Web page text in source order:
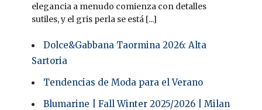
elegancia a menudo comienza con detalles
sutiles, y el gris perla se está [...]
Dolce&Gabbana Taormina 2026: Alta
Sartoria
Tendencias de Moda para el Verano
Blumarine | Fall Winter 2025/2026 | Milan